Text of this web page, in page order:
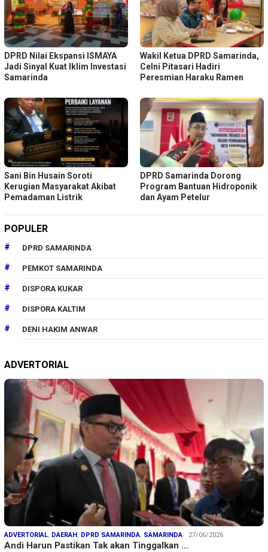
DPRD Nilai Ekspansi ISMAYA
Jadi Sinyal Kuat Iklim Investasi
Samarinda
Wakil Ketua DPRD Samarinda,
Celni Pitasari Hadiri
Peresmian Haraku Ramen
Sani Bin Husain Soroti
Kerugian Masyarakat Akibat
Pemadaman Listrik
DPRD Samarinda Dorong
Program Bantuan Hidroponik
dan Ayam Petelur
POPULER
DPRD SAMARINDA
PEMKOT SAMARINDA
DISPORA KUKAR
DISPORA KALTIM
DENI HAKIM ANWAR
ADVERTORIAL
ADVERTORIAL, DAERAH , DPRD SAMARINDA, SAMARINDA 27/06/2026
Andi Harun Pastikan Tak akan Tinggalkan …